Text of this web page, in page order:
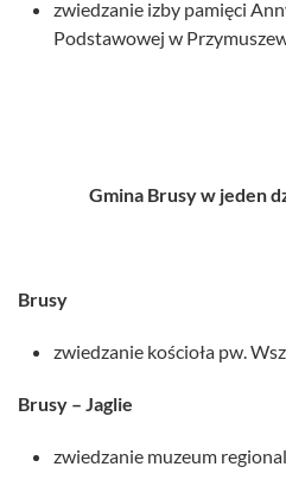
zwiedzanie izby pamięci
Podstawowej w
Gmina Brusy w jeden
Brusy
zwiedzanie kościoła pw.
Brusy – Jaglie
zwiedzanie muzeum